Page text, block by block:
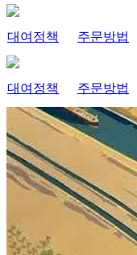
대여정책 주문방법
대여정책 주문방법